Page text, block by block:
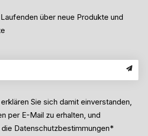
über neue Produkte und
Sie sich damit einverstanden,
per E-Mail zu erhalten, und
Datenschutzbestimmungen*